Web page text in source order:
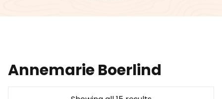
Annemarie Boerlind